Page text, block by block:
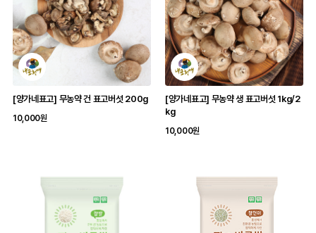
[양가네표고] 무농약 건 표고버섯 200g
10,000원
[양가네표고] 무농약 생 표고버섯 1kg/2
kg
10,000원